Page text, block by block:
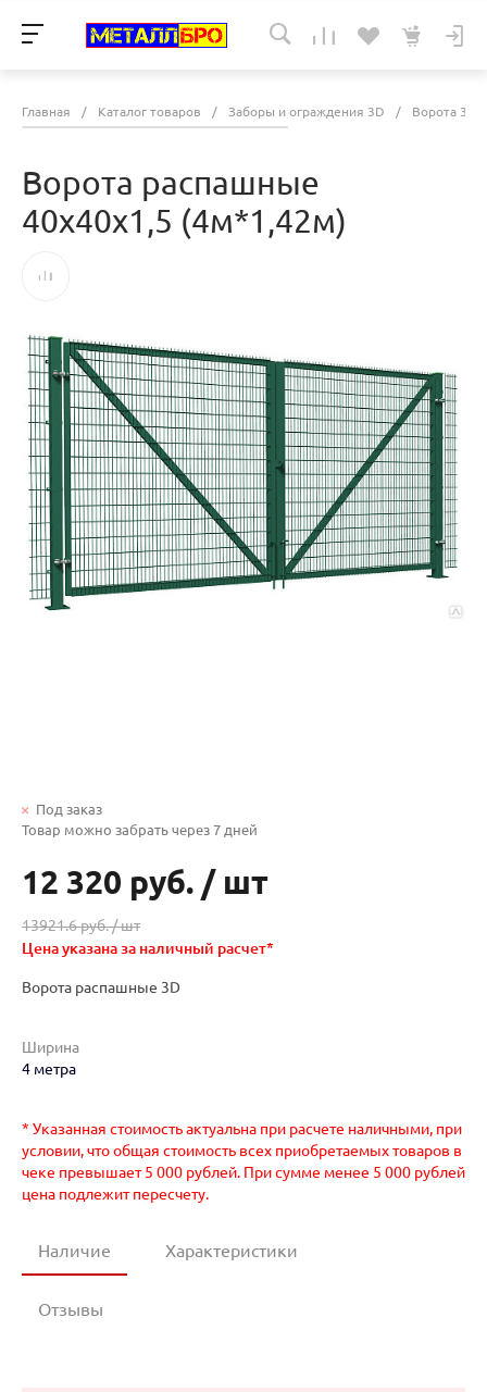
Главная / Каталог товаров / Заборы и ограждения 3D / Ворота 3D
Ворота распашные
40х40х1,5 (4м*1,42м)
Под заказ
Товар можно забрать через 7 дней
12 320 руб. / шт
13921.6 руб. /шт
Цена указана за наличный расчет*
Ворота распашные 3D
Ширина
4 метра
* Указанная стоимость актуальна при расчете наличными, при
условии, что общая стоимость всех приобретаемых товаров в
чеке превышает 5 000 рублей. При сумме менее 5 000 рублей
цена подлежит пересчету.
Наличие Характеристики
Отзывы